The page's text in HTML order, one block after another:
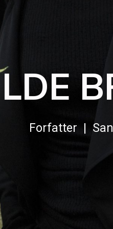
Forfatter |